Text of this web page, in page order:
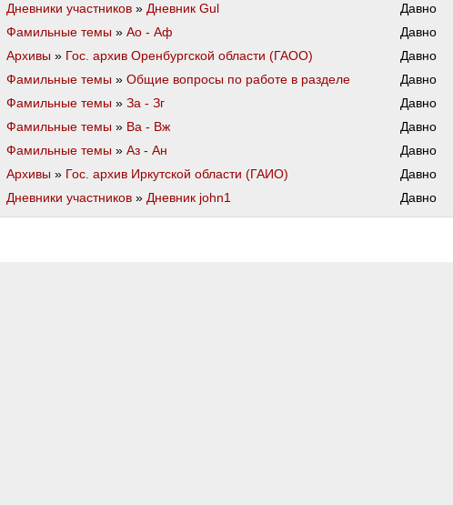
Дневники участников » Дневник Gul Давно
Фамильные темы » Ао - Аф Давно
Архивы » Гос. архив Оренбургской области (ГАОО) Давно
Фамильные темы » Общие вопросы по работе в разделе Давно
Фамильные темы » За - Зг Давно
Фамильные темы » Ва - Вж Давно
Фамильные темы » Аз - Ан Давно
Архивы » Гос. архив Иркутской области (ГАИО) Давно
Дневники участников » Дневник john1 Давно